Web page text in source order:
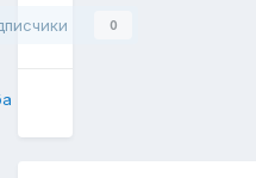
0